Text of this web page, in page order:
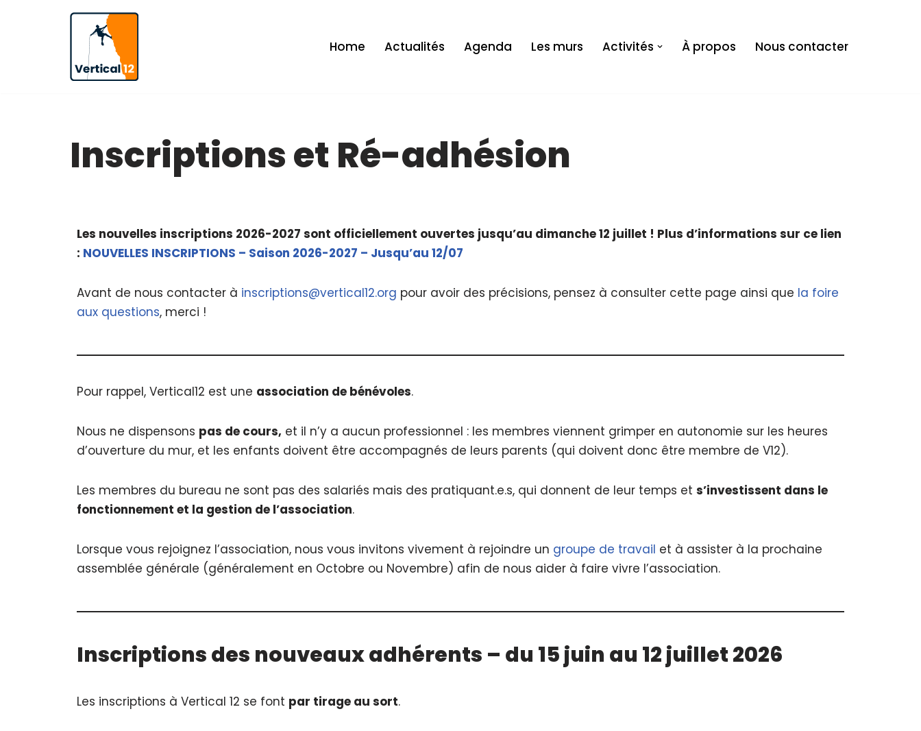
Home Actualités Agenda Les murs Activités À propos Nous contacter
Inscriptions et Ré-adhésion
Les nouvelles inscriptions 2026-2027 sont officiellement ouvertes jusqu’au dimanche 12 juillet ! Plus d’informations sur ce lien
: NOUVELLES INSCRIPTIONS – Saison 2026-2027 – Jusqu’au 12/07
Avant de nous contacter à inscriptions@vertical12.org pour avoir des précisions, pensez à consulter cette page ainsi que la foire
aux questions, merci !
Pour rappel, Vertical12 est une association de bénévoles.
Nous ne dispensons pas de cours, et il n’y a aucun professionnel : les membres viennent grimper en autonomie sur les heures
d’ouverture du mur, et les enfants doivent être accompagnés de leurs parents (qui doivent donc être membre de V12).
Les membres du bureau ne sont pas des salariés mais des pratiquant.e.s, qui donnent de leur temps et s’investissent dans le
fonctionnement et la gestion de l’association.
Lorsque vous rejoignez l’association, nous vous invitons vivement à rejoindre un groupe de travail et à assister à la prochaine
assemblée générale (généralement en Octobre ou Novembre) afin de nous aider à faire vivre l’association.
Inscriptions des nouveaux adhérents – du 15 juin au 12 juillet 2026
Les inscriptions à Vertical 12 se font par tirage au sort.